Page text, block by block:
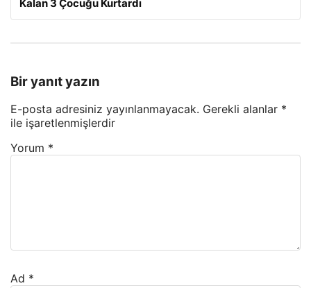
Kalan 3 Çocuğu Kurtardı
Bir yanıt yazın
E-posta adresiniz yayınlanmayacak. Gerekli alanlar *
ile işaretlenmişlerdir
Yorum *
Ad *